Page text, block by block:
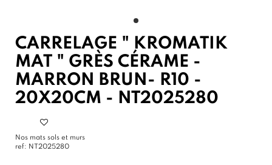
CARRELAGE " KROMATIK
MAT " GRÈS CÉRAME -
MARRON BRUN- R10 -
20X20CM - NT2025280
Nos mats sols et murs
ref: NT2025280